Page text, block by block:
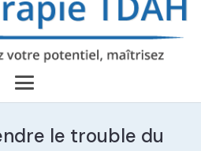
le trouble du